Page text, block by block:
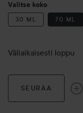
Valitse koko
30 ML 70 ML
Väliaikaisesti loppu
SEURAA